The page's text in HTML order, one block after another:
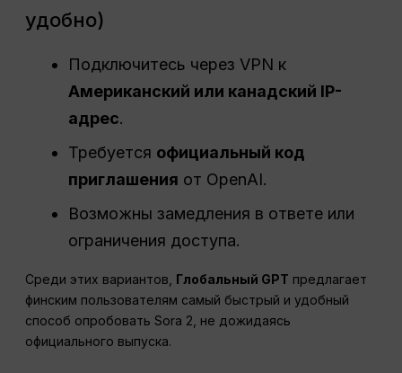
удобно)
Подключитесь через VPN к
Американский или канадский IP-
адрес.
Требуется официальный код
приглашения от OpenAI.
Возможны замедления в ответе или
ограничения доступа.
Среди этих вариантов, Глобальный GPT предлагает
финским пользователям самый быстрый и удобный
способ опробовать Sora 2, не дожидаясь
официального выпуска.